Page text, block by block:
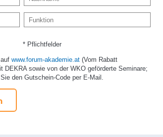
* Pflichtfelder
aufwww.forum-akademie.at (Vom Rabatt
DEKRA sowie von der WKO geförderte Seminare;
den Gutschein-Code per E-Mail.